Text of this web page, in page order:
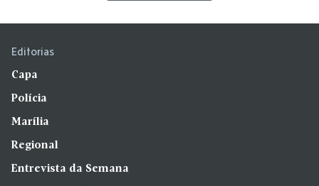
Editorias
Capa
Polícia
Marília
Regional
Entrevista da Semana